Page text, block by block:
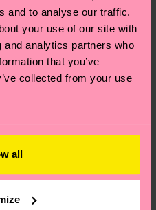
and to analyse our traffic.
your use of our site with
analytics partners who
that you’ve
collected from your use
all
In unserem
findest du die